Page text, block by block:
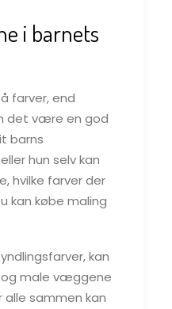
i barnets
farver, end
det være en god
barns
hun selv kan
hvilke farver der
kan købe maling
kan
male væggene
alle sammen kan